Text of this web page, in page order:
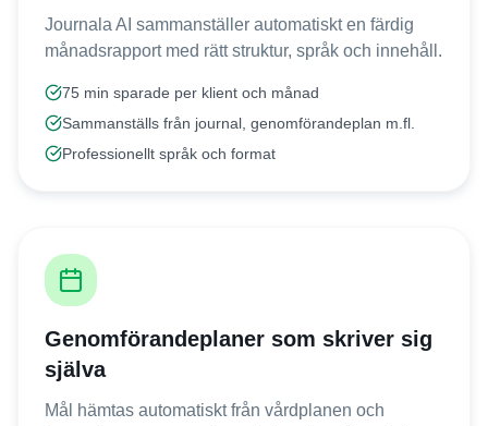
Journala AI sammanställer automatiskt en färdig
månadsrapport med rätt struktur, språk och innehåll.
75 min sparade per klient och månad
Sammanställs från journal, genomförandeplan m.fl.
Professionellt språk och format
Genomförandeplaner som skriver sig
själva
Mål hämtas automatiskt från vårdplanen och